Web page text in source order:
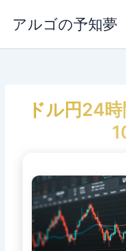
ス
アルゴの予知夢
ドル円24